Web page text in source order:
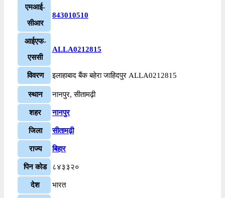
एमआई-
सीआर
843010510
आईएफ-
एससी
ALLA0212815
विवरण इलाहाबाद बैंक बहेरा जाहिदपुर ALLA0212815
स्थान नानपुर, सीतामढ़ी
शहर नानपुर
जिला सीतामढ़ी
राज्य बिहार
पिन कोड ८४३३२०
देश भारत